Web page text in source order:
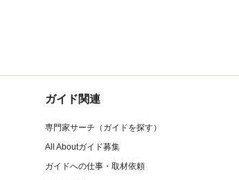
ガイド関連
専門家サーチ（ガイドを探す）
All Aboutガイド募集
ガイドへの仕事・取材依頼